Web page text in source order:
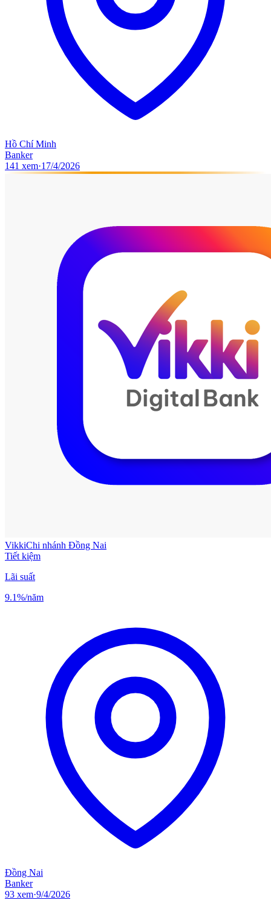
Hồ Chí Minh
Banker
141 xem·17/4/2026
VikkiChi nhánh Đồng Nai
Tiết kiệm
Lãi suất
9.1%/năm
Đồng Nai
Banker
93 xem·9/4/2026